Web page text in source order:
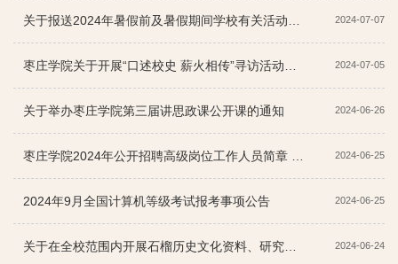
2024-07-07
2024-07-05
关于举办枣庄学院第三届讲思政课公开课的通知 2024-06-26
2024-06-25
2024年9月全国计算机等级考试报考事项公告 2024-06-25
关于在全校范围内开展石榴历史文化资料、研究成果有奖征集的通知 2024-06-24